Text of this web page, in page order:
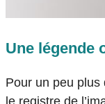
Une légende
Pour un peu plus
le registre de